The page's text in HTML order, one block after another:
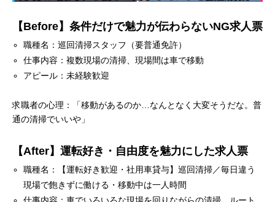
【Before】条件だけで魅力が伝わらないNG求人票
職種名：巡回清掃スタッフ（要普通免許）
仕事内容：複数現場の清掃、現場間は車で移動
アピール：未経験歓迎
求職者の心理：「移動があるのか…なんとなく大変そうだな。普
通の清掃でいいや」
【After】運転好き・自由度を魅力にした求人票
職種名：【運転好き歓迎・社用車貸与】巡回清掃／毎日違う
現場で飽きずに働ける・移動中は一人時間